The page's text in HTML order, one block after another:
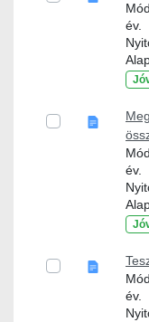
év.
év.
év.